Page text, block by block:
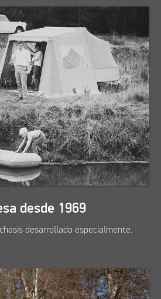
desde 1969
desarrollado especialmente.